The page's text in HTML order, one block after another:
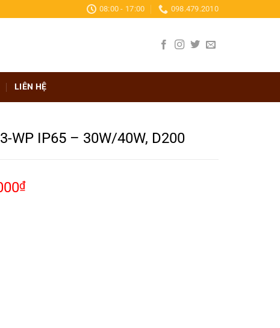
08:00 - 17:00 098.479.2010
LIÊN HỆ
WP IP65 – 30W/40W, D200
₫